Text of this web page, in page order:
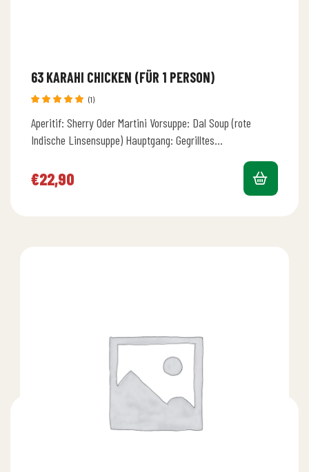
63 KARAHI CHICKEN (FÜR 1 PERSON)
mit5.00
von 5
(1)
Aperitif: Sherry Oder Martini Vorsuppe: Dal Soup (rote
Indische Linsensuppe) Hauptgang: Gegrilltes
Paprika, Kardamon, Nelken,…
€22,90